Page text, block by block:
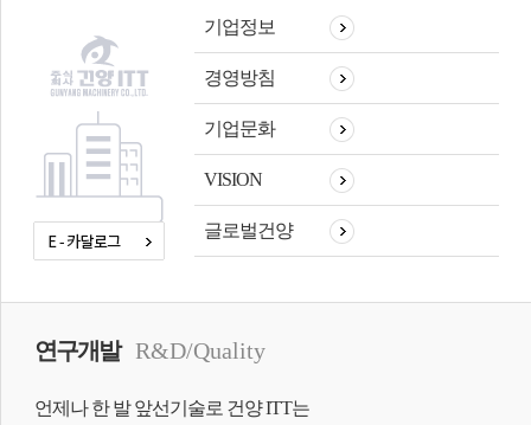
기업정보
경영방침
기업문화
VISION
글로벌건양
연구개발 R&D/Quality
언제나 한 발 앞선기술로 건양 ITT는